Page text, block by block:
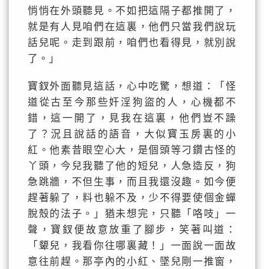
悄悄在外頭聽見。不如把這隔子都推開了，
就是有人見咱們在這裏，他們只當我們說玩
話兒呢。走到跟前，咱們也看得見，就別說
了。」
寶釵外面聽見這話，心中吃驚，想道：「怪
道從古至今那些奸淫狗盜的人，心機都不
錯，這一開了，見我在這裏，他們豈不躁
了？況且說話的語音，大似寶玉房裏的小
紅。他素昔眼空心大，是個頭等刁鑽古怪的
丫頭，今兒我聽了他的短兒，人急造反，狗
急跳牆，不但生事，而且我還沒趣。如今便
趕著躲了，料也躲不及，少不得要使個金蟬
脫殼的法子。」猶未想完，只聽「咯吱」一
聲，寶釵便故意放重了腳步，笑著叫道：
「顰兒，我看你往哪裏藏！」一面說一面故
意往前趕。那亭內的小紅、墜兒剛一推窗，